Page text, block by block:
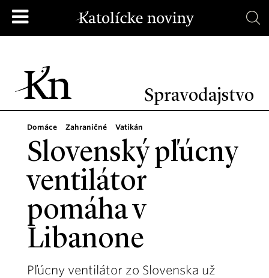
Spravodajstvo
Domáce Zahraničné Vatikán
Slovenský pľúcny
ventilátor
pomáha v
Libanone
Pľúcny ventilátor zo Slovenska už